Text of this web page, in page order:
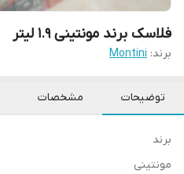
فلاسک برند مونتینی 1.9 لیتر
برند: Montini
توضیحات مشخصات
برند
مونتینی